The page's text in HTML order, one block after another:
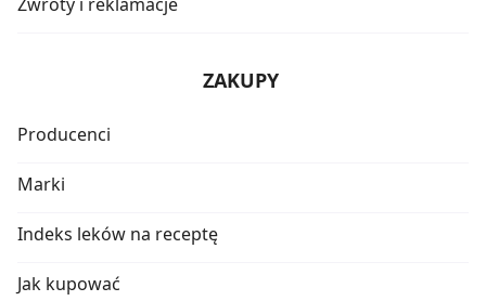
ZAKUPY
Producenci
Marki
Indeks leków na receptę
Jak kupować